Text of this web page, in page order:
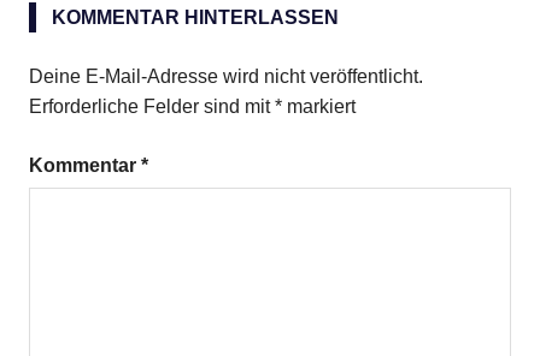
Kuchen
Ricotta
KOMMENTAR HINTERLASSEN
Deine E-Mail-Adresse wird nicht veröffentlicht.
Erforderliche Felder sind mit* markiert
Kommentar *